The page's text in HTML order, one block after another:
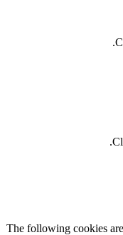
The following